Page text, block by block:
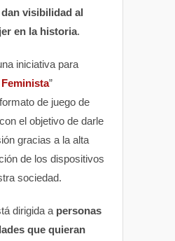
visibilidad al
en la historia.
iniciativa para
”
de juego de
el objetivo de darle
gracias a la alta
de los dispositivos
sociedad.
dirigida a personas
que quieran